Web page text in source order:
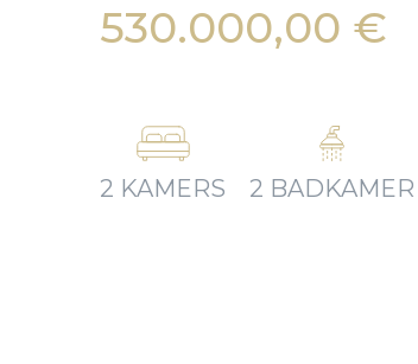
530.000,00 €
2 KAMERS 2 BADKAMER